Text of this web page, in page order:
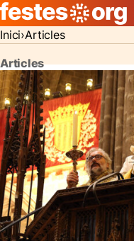
Inici Articles
Articles